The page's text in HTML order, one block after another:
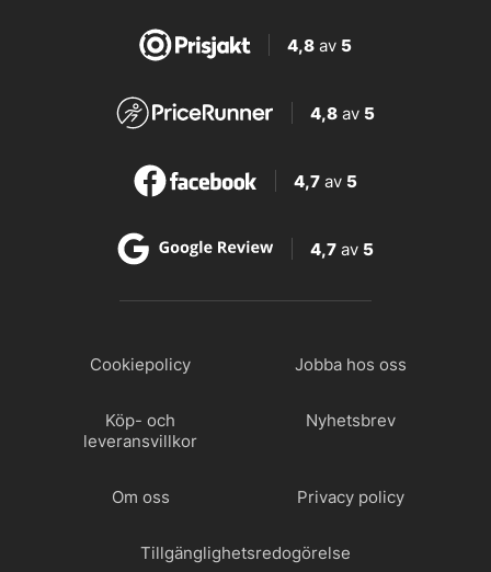
4,8av 5
4,8 av 5
4,7 av 5
4,7 av 5
Cookiepolicy Jobba hos oss
Köp- och
leveransvillkor
Nyhetsbrev
Om oss Privacy policy
Tillgänglighetsredogörelse